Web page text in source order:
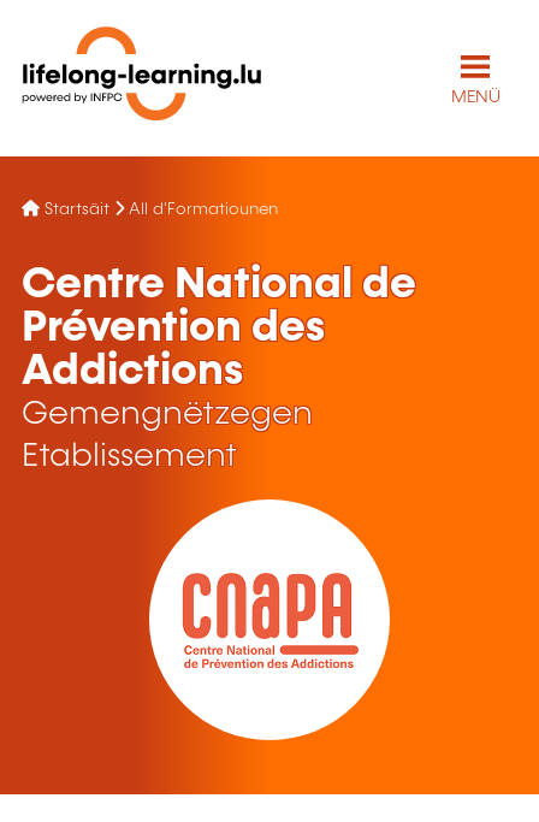
MENÜ
Startsäit All d'Formatiounen
Centre National de
Prévention des
Addictions
Gemengnëtzegen
Etablissement